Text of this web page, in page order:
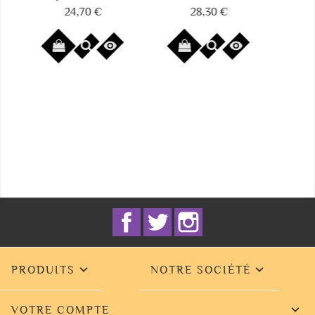
28,30 €

13,30 €

FacebookTwitter
PRODUITS  NOTRE SOCIÉTÉ 
VOTRE COMPTE 